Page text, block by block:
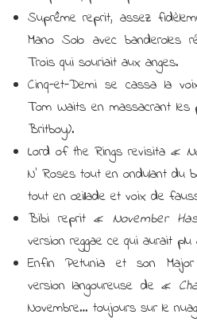
Suprême reprit, assez
Mano Solo avec banderoles
Trois qui souriait aux anges.
Cinq-et-Demi se cassa la
Tom Waits en massacrant les
Britboy).
Lord of the Rings revisita «
N’ Roses tout en ondulant du
tout en œillade et voix de
Bibi reprit « November
version reggae ce qui aurait
Enfin Petunia et son Major
version langoureuse de «
Novembre… toujours sur le